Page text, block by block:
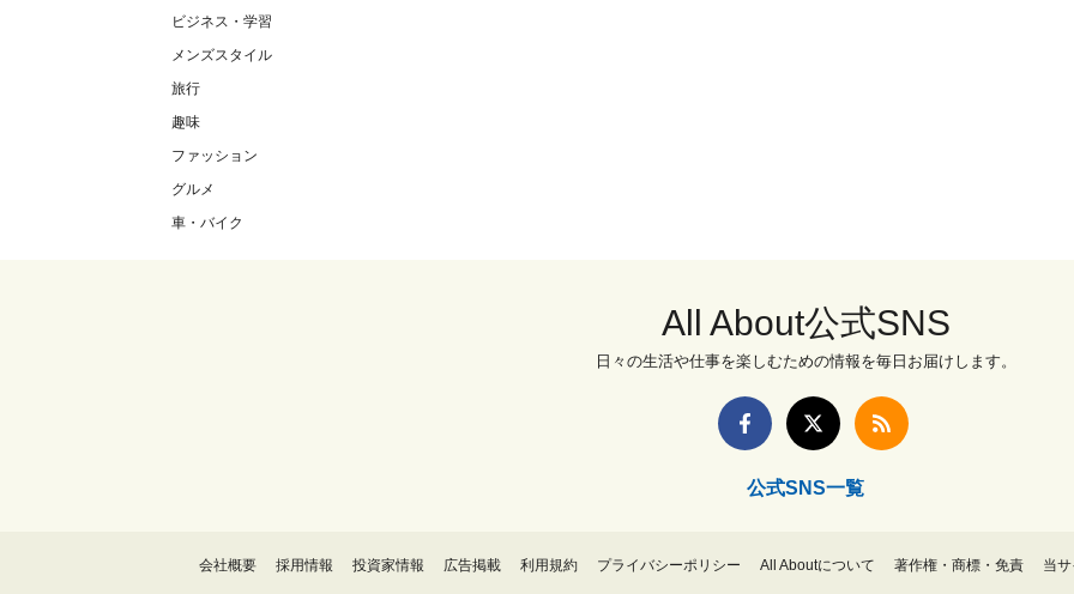
ビジネス・学習
メンズスタイル
旅行
趣味
ファッション
グルメ
車・バイク
All About公式SNS
日々の生活や仕事を楽しむための情報を毎日お届けします。
公式SNS一覧
会社概要 採用情報 投資家情報 広告掲載 利用規約 プライバシーポリシー All Aboutについて 著作権・商標・免責 当